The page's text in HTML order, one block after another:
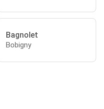
Bagnolet
Bobigny